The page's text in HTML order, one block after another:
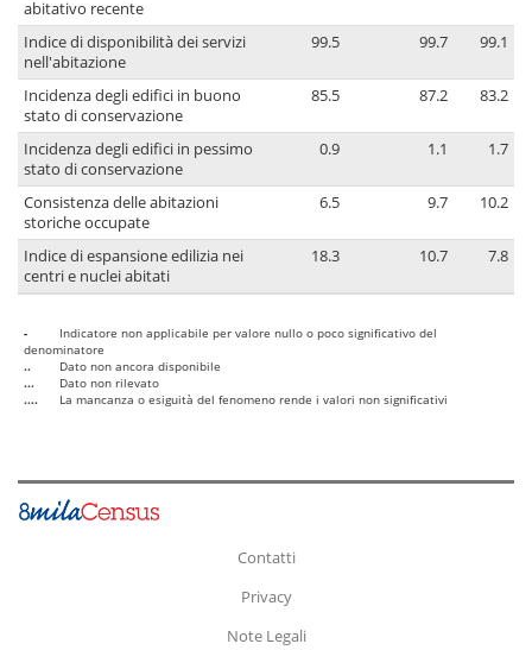
abitativo recente
Indice di disponibilità dei servizi
nell'abitazione
99.5 99.7 99.1
Incidenza degli edifici in buono
stato di conservazione
85.5 87.2 83.2
Incidenza degli edifici in pessimo
stato di conservazione
0.9 1.1 1.7
Consistenza delle abitazioni
storiche occupate
6.5 9.7 10.2
Indice di espansione edilizia nei
centri e nuclei abitati
18.3 10.7 7.8
-
Indicatore non applicabile per valore nullo o poco significativo del
denominatore
..
Dato non ancora disponibile
...
Dato non rilevato
....
La mancanza o esiguità del fenomeno rende i valori non significativi
Contatti
Privacy
Note Legali